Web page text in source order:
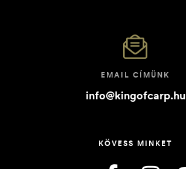
EMAIL CÍMÜNK
info@kingofcarp.hu
KÖVESS MINKET